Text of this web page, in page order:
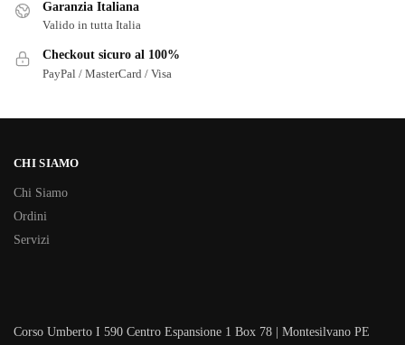
Garanzia Italiana
Valido in tutta Italia
Checkout sicuro al 100%
PayPal / MasterCard / Visa
CHI SIAMO
Chi Siamo
Ordini
Servizi
Corso Umberto I 590 Centro Espansione 1 Box 78 | Montesilvano PE